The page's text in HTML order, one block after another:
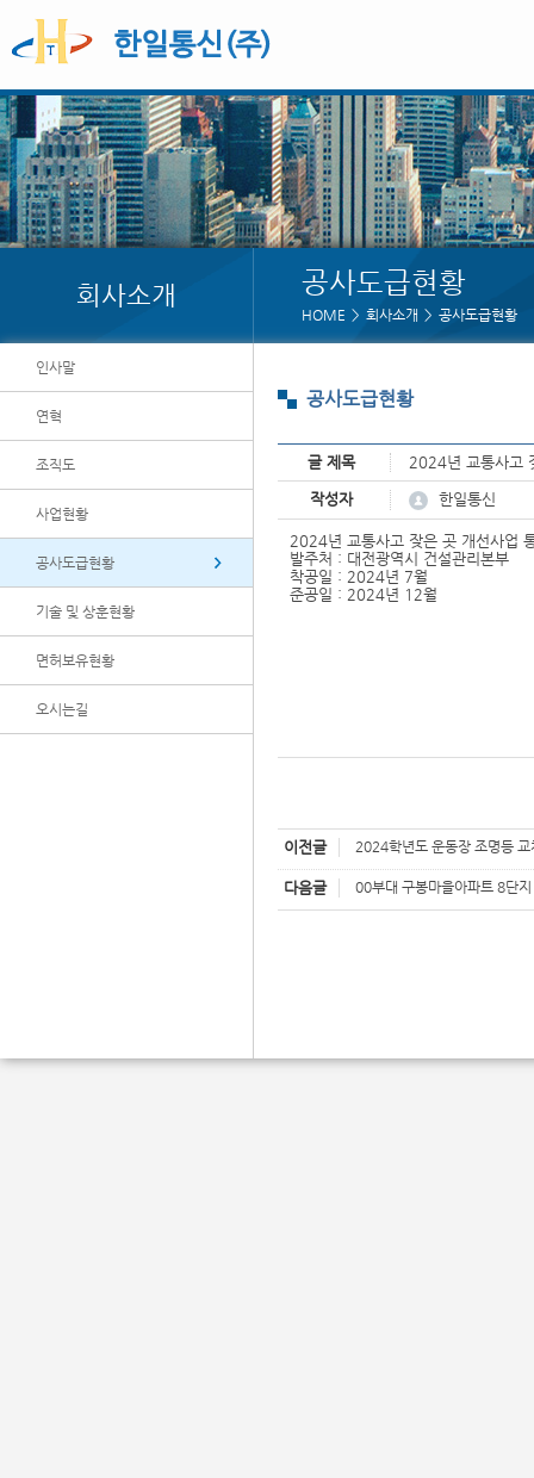
회사소개 공사도급현황
HOME 회사소개 공사도급현황
인사말
연혁
조직도
사업현황
공사도급현황
기술 및 상훈현황
면허보유현황
오시는길
공사도급현황
글 제목 2024년 교통사고
페이지 정보
작성자 한일통신
2024년 교통사고 잦은 곳 개선사업
발주처 : 대전광역시 건설관리본부
착공일 : 2024년 7월
준공일 : 2024년 12월
이전글 2024학년도 운동장 조명등 교
다음글 00부대 구봉마을아파트 8단